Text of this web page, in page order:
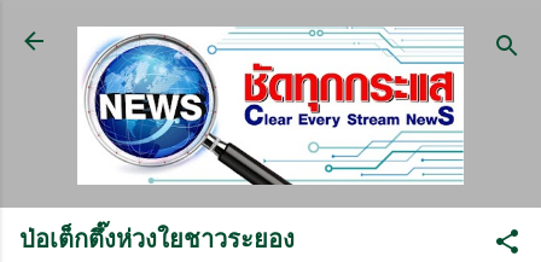
ข้ามไปที่เนื้อหาหลัก
ป่อเต็กตึ๊งห่วงใยชาวระยอง